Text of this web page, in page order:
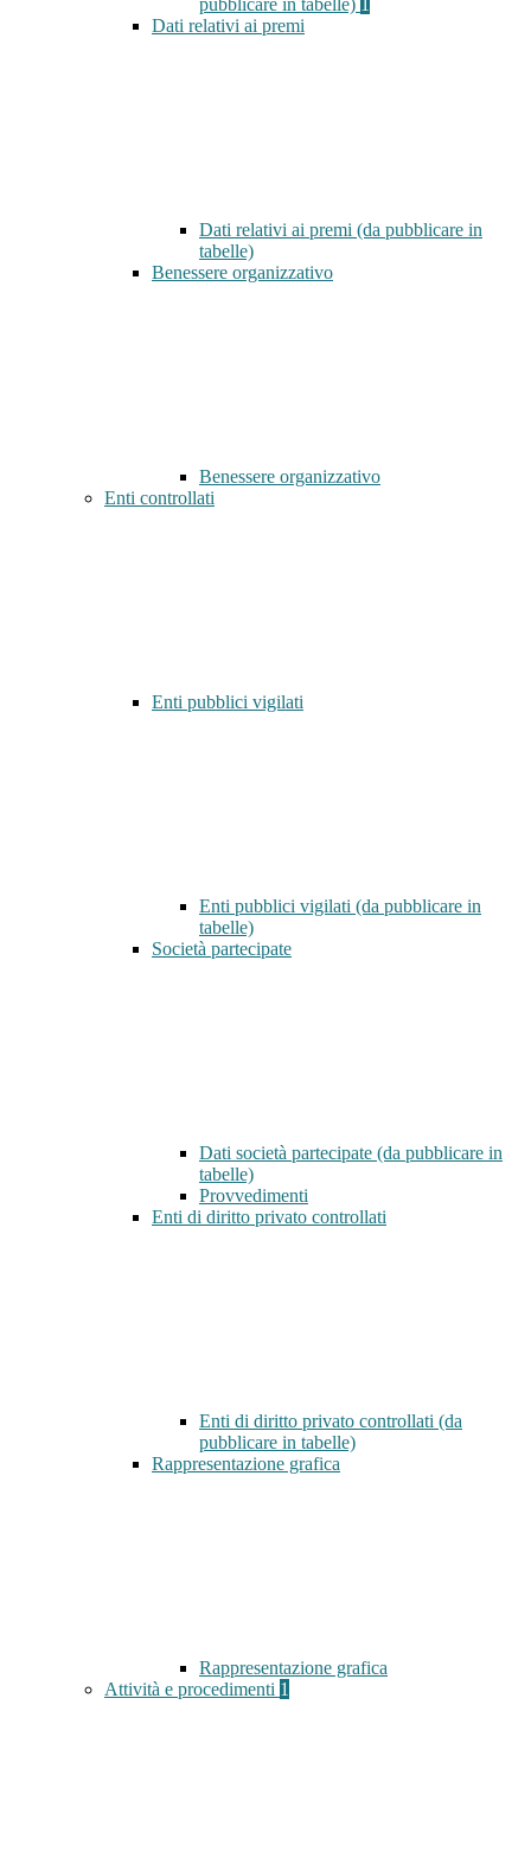
pubblicare in tabelle)
Dati relativi ai premi
Dati relativi ai premi (da pubblicare in
tabelle)
Benessere organizzativo
Benessere organizzativo
Enti controllati
Enti pubblici vigilati
Enti pubblici vigilati (da pubblicare in
tabelle)
Società partecipate
Dati società partecipate (da pubblicare in
tabelle)
Provvedimenti
Enti di diritto privato controllati
Enti di diritto privato controllati (da
pubblicare in tabelle)
Rappresentazione grafica
Rappresentazione grafica
Attività e procedimenti 1